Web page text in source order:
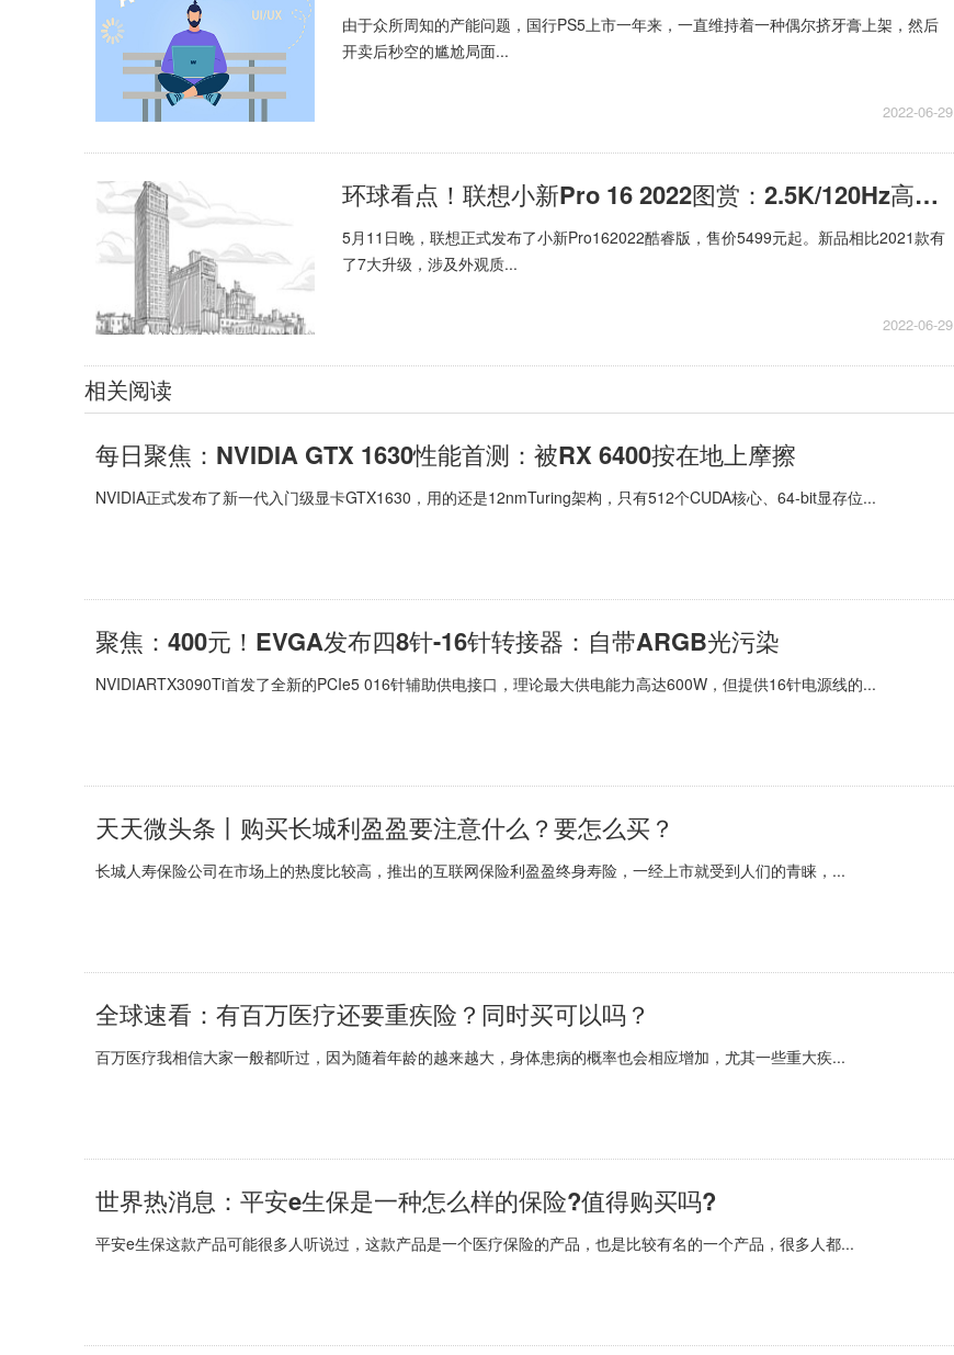
由于众所周知的产能问题，国行PS5上市一年来，一直维持着一种偶尔挤牙膏上架，然后
开卖后秒空的尴尬局面...
2022-06-29
环球看点！联想小新Pro 16 2022图赏：2.5K/120Hz高刷屏
5月11日晚，联想正式发布了小新Pro162022酷睿版，售价5499元起。新品相比2021款有
了7大升级，涉及外观质...
2022-06-29
相关阅读
每日聚焦：NVIDIA GTX 1630性能首测：被RX 6400按在地上摩擦
NVIDIA正式发布了新一代入门级显卡GTX1630，用的还是12nmTuring架构，只有512个CUDA核心、64-bit显存位...
聚焦：400元！EVGA发布四8针-16针转接器：自带ARGB光污染
NVIDIARTX3090Ti首发了全新的PCIe5 016针辅助供电接口，理论最大供电能力高达600W，但提供16针电源线的...
天天微头条丨购买长城利盈盈要注意什么？要怎么买？
长城人寿保险公司在市场上的热度比较高，推出的互联网保险利盈盈终身寿险，一经上市就受到人们的青睐，...
全球速看：有百万医疗还要重疾险？同时买可以吗？
百万医疗我相信大家一般都听过，因为随着年龄的越来越大，身体患病的概率也会相应增加，尤其一些重大疾...
世界热消息：平安e生保是一种怎么样的保险?值得购买吗?
平安e生保这款产品可能很多人听说过，这款产品是一个医疗保险的产品，也是比较有名的一个产品，很多人都...